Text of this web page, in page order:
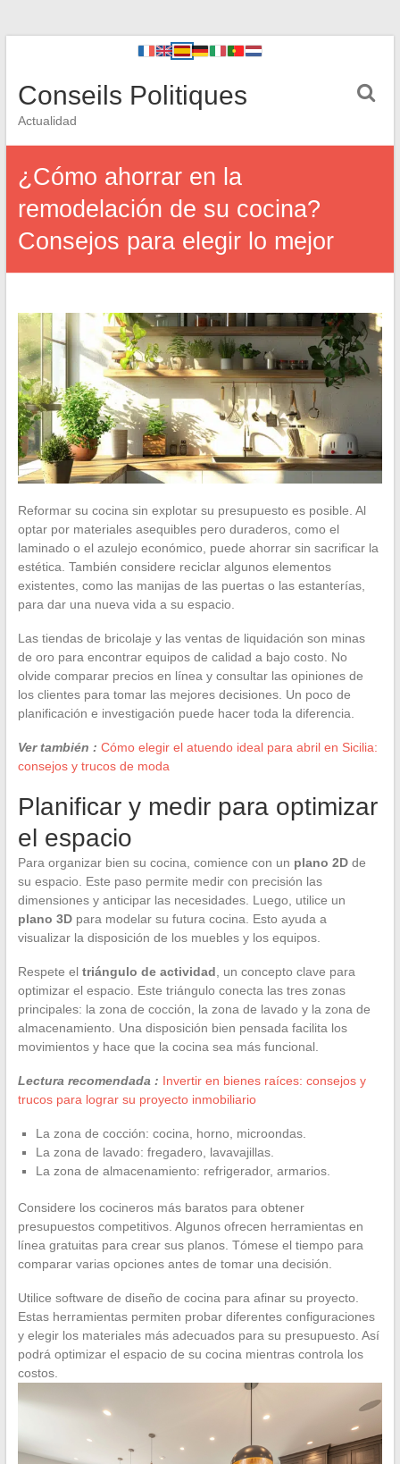
Conseils Politiques
Actualidad
¿Cómo ahorrar en la
remodelación de su cocina?
Consejos para elegir lo mejor
Reformar su cocina sin explotar su presupuesto es posible. Al
optar por materiales asequibles pero duraderos, como el
laminado o el azulejo económico, puede ahorrar sin sacrificar la
estética. También considere reciclar algunos elementos
existentes, como las manijas de las puertas o las estanterías,
para dar una nueva vida a su espacio.
Las tiendas de bricolaje y las ventas de liquidación son minas
de oro para encontrar equipos de calidad a bajo costo. No
olvide comparar precios en línea y consultar las opiniones de
los clientes para tomar las mejores decisiones. Un poco de
planificación e investigación puede hacer toda la diferencia.
Ver también : Cómo elegir el atuendo ideal para abril en Sicilia:
consejos y trucos de moda
Planificar y medir para optimizar
el espacio
Para organizar bien su cocina, comience con un plano 2Dde
su espacio. Este paso permite medir con precisión las
dimensiones y anticipar las necesidades. Luego, utilice un
plano 3Dpara modelar su futura cocina. Esto ayuda a
visualizar la disposición de los muebles y los equipos.
Respete el triángulo de actividad , un concepto clave para
optimizar el espacio. Este triángulo conecta las tres zonas
principales: la zona de cocción, la zona de lavado y la zona de
almacenamiento. Una disposición bien pensada facilita los
movimientos y hace que la cocina sea más funcional.
Lectura recomendada : Invertir en bienes raíces: consejos y
trucos para lograr su proyecto inmobiliario
La zona de cocción: cocina, horno, microondas.
La zona de lavado: fregadero, lavavajillas.
La zona de almacenamiento: refrigerador, armarios.
Considere los cocineros más baratos para obtener
presupuestos competitivos. Algunos ofrecen herramientas en
línea gratuitas para crear sus planos. Tómese el tiempo para
comparar varias opciones antes de tomar una decisión.
Utilice software de diseño de cocina para afinar su proyecto.
Estas herramientas permiten probar diferentes configuraciones
y elegir los materiales más adecuados para su presupuesto. Así
podrá optimizar el espacio de su cocina mientras controla los
costos.